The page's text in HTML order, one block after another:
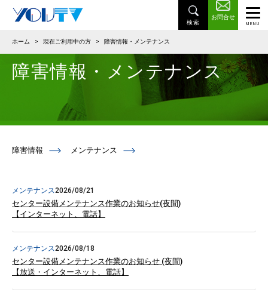
お問合せ
ホーム > 現在ご利用中の方 > 障害情報・メンテナンス
障害情報・メンテナンス
障害情報 メンテナンス
メンテナンス2026/08/21
センター設備メンテナンス作業のお知らせ(夜間)
【インターネット、電話】
メンテナンス2026/08/18
センター設備メンテナンス作業のお知らせ (夜間)
【放送・インターネット、電話】